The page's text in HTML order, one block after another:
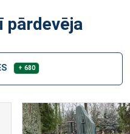
pārdevēja
+ 680